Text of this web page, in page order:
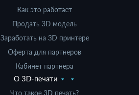
Как это работает
Продать 3D модель
Заработать на 3D принтере
Оферта для партнеров
Кабинет партнера
О 3D-печати
Что такое 3D печать?